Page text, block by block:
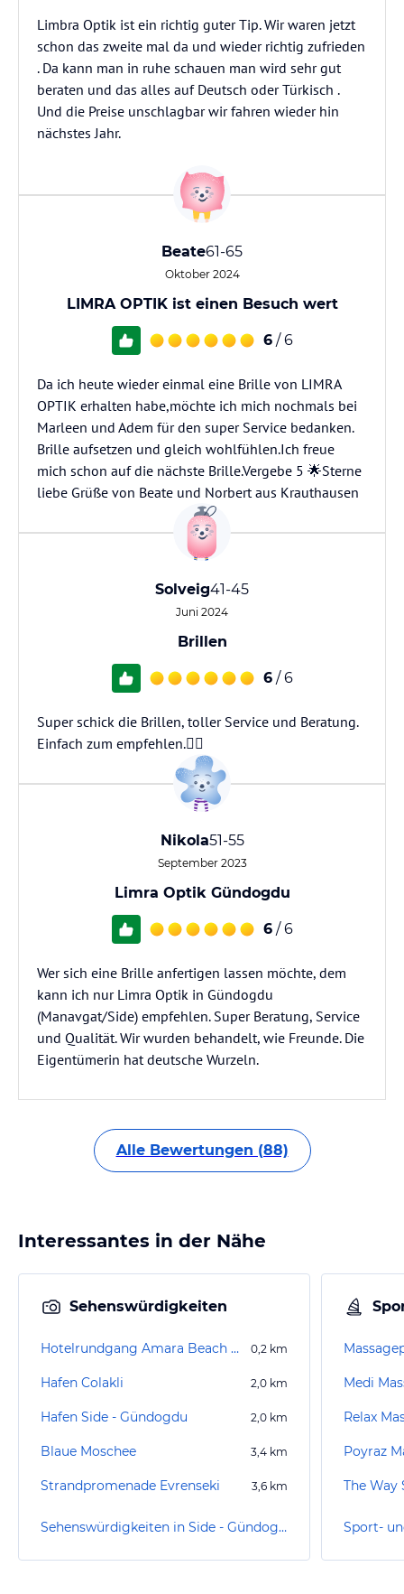
Limbra Optik ist ein richtig guter Tip. Wir waren jetzt
schon das zweite mal da und wieder richtig zufrieden
. Da kann man in ruhe schauen man wird sehr gut
beraten und das alles auf Deutsch oder Türkisch .
Und die Preise unschlagbar wir fahren wieder hin
nächstes Jahr.
Beate61-65
Oktober 2024
LIMRA OPTIK ist einen Besuch wert
6 / 6
Da ich heute wieder einmal eine Brille von LIMRA
OPTIK erhalten habe,möchte ich mich nochmals bei
Marleen und Adem für den super Service bedanken.
Brille aufsetzen und gleich wohlfühlen.Ich freue
mich schon auf die nächste Brille.Vergebe 5 🌟Sterne
liebe Grüße von Beate und Norbert aus Krauthausen
Solveig41-45
Juni 2024
Brillen
6 / 6
Super schick die Brillen, toller Service und Beratung.
Einfach zum empfehlen.👍🏻
Nikola51-55
September 2023
Limra Optik Gündogdu
6 / 6
Wer sich eine Brille anfertigen lassen möchte, dem
kann ich nur Limra Optik in Gündogdu
(Manavgat/Side) empfehlen. Super Beratung, Service
und Qualität. Wir wurden behandelt, wie Freunde. Die
Eigentümerin hat deutsche Wurzeln.
Alle Bewertungen (88)
Interessantes in der Nähe
Sehenswürdigkeiten
Hotelrundgang Amara Beach Resort (existiert nicht mehr) 0,2 km
Hafen Colakli 2,0 km
Hafen Side - Gündogdu 2,0 km
Blaue Moschee 3,4 km
Strandpromenade Evrenseki 3,6 km
Sehenswürdigkeiten in Side - Gündogdu
Medi
Relax
Poyraz
The Way